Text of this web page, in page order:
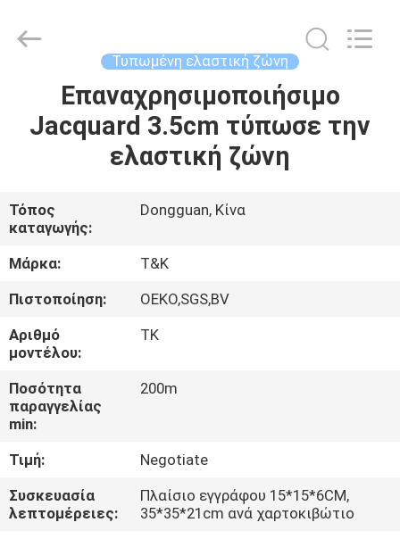
ΠΡΟΪΌΝΤΑ
ΠΕΡΊΠΟΥ
ΕΜΕΊΣ
ΓΎΡΟΣ
ΕΡΓΟΣΤΑΣΊΩΝ
ΠΟΙΟΤΙΚΌΣ
ΈΛΕΓΧΟΣ
ΜΑΣ
ΕΛΆΤΕ
Accessories
Co.,Ltd.
Τυπωμένη ελαστική ζώνη
Επαναχρησιμοποιήσιμο
Jacquard 3.5cm τύπωσε την
ελαστική ζώνη
Τόπος
καταγωγής:
Dongguan, Κίνα
Μάρκα:
T&K
Πιστοποίηση:
OEKO,SGS,BV
Αριθμό
μοντέλου:
TK
Ποσότητα
παραγγελίας
min:
200m
Τιμή:
Negotiate
Συσκευασία
λεπτομέρειες:
Πλαίσιο εγγράφου 15*15*6CM,
35*35*21cm ανά χαρτοκιβώτιο